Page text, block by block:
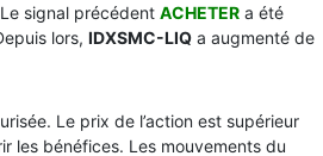
signal précédent ACHETER a été
lors, IDXSMC-LIQ a augmenté de
Le prix de l’action est supérieur
les bénéfices. Les mouvements du